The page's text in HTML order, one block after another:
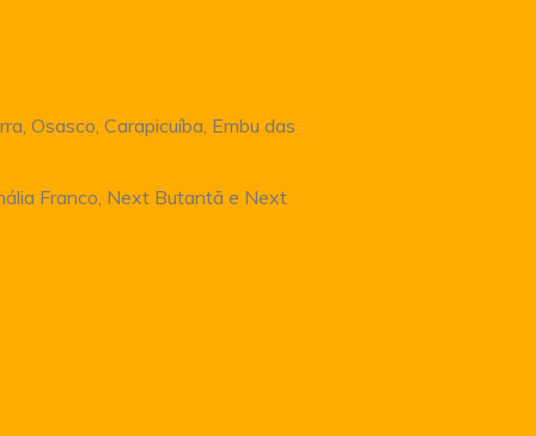
Osasco, Carapicuíba, Embu das
Franco, Next Butantã e Next